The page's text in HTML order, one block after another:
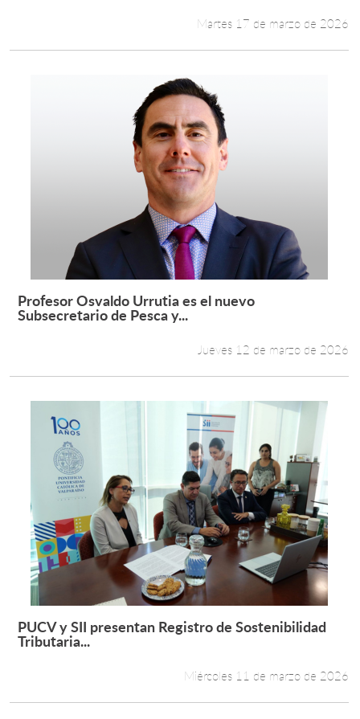
Martes 17 de marzo de 2026
Leer más +
Profesor Osvaldo Urrutia es el nuevo
Subsecretario de Pesca y...
Jueves 12 de marzo de 2026
Leer más +
PUCV y SII presentan Registro de Sostenibilidad
Tributaria...
Miércoles 11 de marzo de 2026